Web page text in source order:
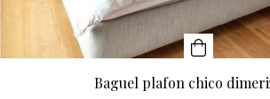
Baguel plafon chico